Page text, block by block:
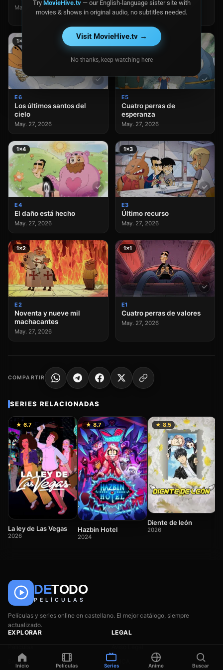
May. 27, 2026
responsabilidad
May. 27, 2026
1×6
E6
Los últimos santos del
cielo
May. 27, 2026
1×5
E5
Cuatro perras de
esperanza
May. 27, 2026
1×4
E4
El daño está hecho
May. 27, 2026
1×3
E3
Último recurso
May. 27, 2026
1×2
E2
Noventa y nueve mil
machacantes
May. 27, 2026
1×1
E1
Cuatro perras de valores
May. 27, 2026
COMPARTIR
SERIES RELACIONADAS
★ 6.7
La ley de Las Vegas
2026
★ 8.7
Hazbin Hotel
2024
★ 8.5
Diente de león
2026
DETODO
PELÍCULAS
Películas y series online en castellano. El mejor catálogo, siempre
actualizado.
EXPLORAR
Series
LEGAL
DMCA
Inicio Películas Series Anime Buscar
Try MovieHive.tv— our English-language sister site with
movies & shows in original audio, no subtitles needed.
Visit MovieHive.tv →
No thanks, keep watching here
🎬
Películas